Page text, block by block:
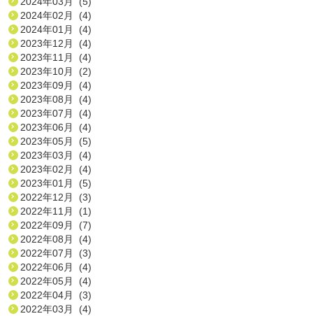
2024年02月 (4)
2024年01月 (4)
2023年12月 (4)
2023年11月 (4)
2023年10月 (2)
2023年09月 (4)
2023年08月 (4)
2023年07月 (4)
2023年06月 (4)
2023年05月 (5)
2023年03月 (4)
2023年02月 (4)
2023年01月 (5)
2022年12月 (3)
2022年11月 (1)
2022年09月 (7)
2022年08月 (4)
2022年07月 (3)
2022年06月 (4)
2022年05月 (4)
2022年04月 (3)
2022年03月 (4)